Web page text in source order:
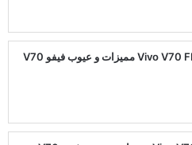
سعر و مواصفات Vivo V70 FE مميزات و عيوب فيفو V70